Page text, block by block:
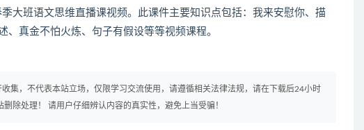
大班语文思维直播课视频。此课件主要知识点包括：我来安慰你、描
真金不怕火炼、句子有假设等等视频课程。
集，不代表本站立场，仅限学习交流使用，请遵循相关法律法规，请在下载后24小时
除处理！ 请用户仔细辨认内容的真实性，避免上当受骗！